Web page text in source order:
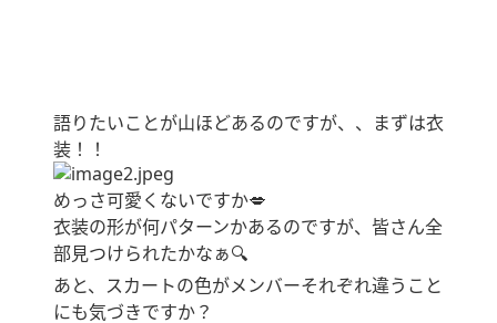
語りたいことが山ほどあるのですが、、まずは衣
装！！
めっさ可愛くないですか💋
衣装の形が何パターンかあるのですが、皆さん全
部見つけられたかなぁ🔍
あと、スカートの色がメンバーそれぞれ違うこと
にも気づきですか？